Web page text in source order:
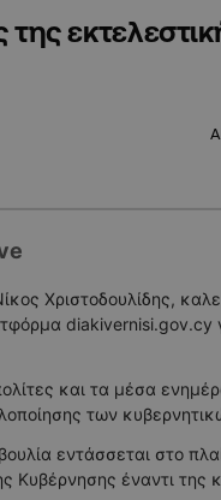
Χριστοδουλίδης,
diakivernisi.gov.cy
και τα μέσα
των
εντάσσεται στο
Κυβέρνησης έναντι της